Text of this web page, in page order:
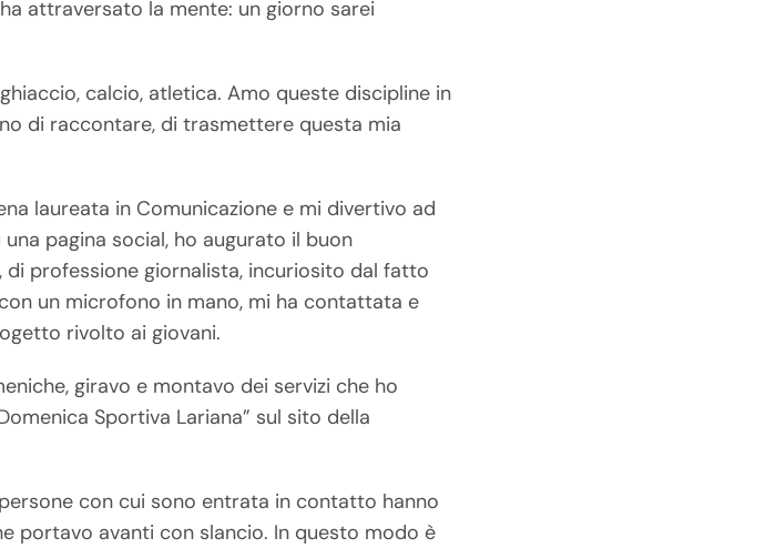
attraversato la mente: un giorno sarei
calcio, atletica. Amo queste discipline in
di raccontare, di trasmettere questa mia
laureata in Comunicazione e mi divertivo ad
pagina social, ho augurato il buon
professione giornalista, incuriosito dal fatto
un microfono in mano, mi ha contattata e
rivolto ai giovani.
giravo e montavo dei servizi che ho
Sportiva Lariana” sul sito della
con cui sono entrata in contatto hanno
portavo avanti con slancio. In questo modo è